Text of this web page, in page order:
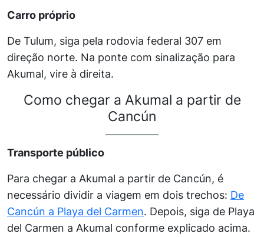
Carro próprio
De Tulum, siga pela rodovia federal 307 em
direção norte. Na ponte com sinalização para
Akumal, vire à direita.
Como chegar a Akumal a partir de
Cancún
Transporte público
Para chegar a Akumal a partir de Cancún, é
necessário dividir a viagem em dois trechos: De
Cancún a Playa del Carmen. Depois, siga de Playa
del Carmen a Akumal conforme explicado acima.